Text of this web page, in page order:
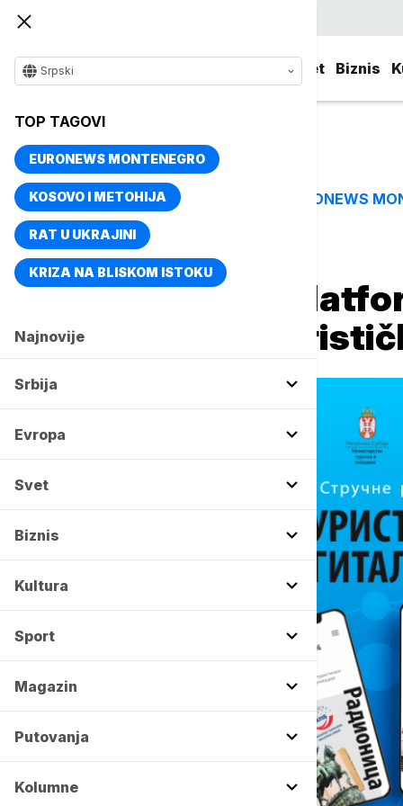
Svet Biznis
Srpski
TOP TAGOVI
EURONEWS MONTENEGRO
KOSOVO I METOHIJA
RAT U UKRAJINI
KRIZA NA BLISKOM ISTOKU
Najnovije
Srbija
Evropa
Svet
Biznis
Kultura
Sport
Magazin
Putovanja
Kolumne
TOP TAGOVI EURONEWS
Naslovna Srbija
ATIS pokreće
EXPO 2027 i